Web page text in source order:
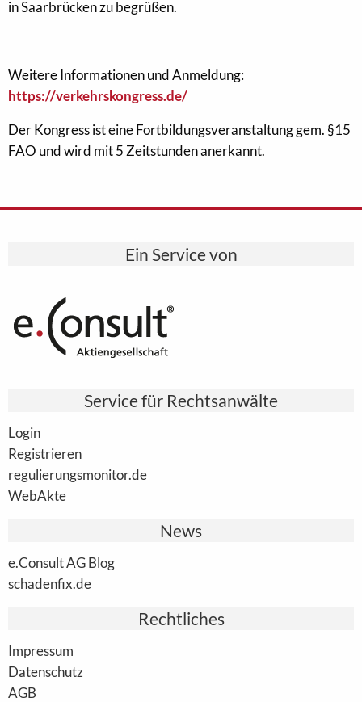
in Saarbrücken zu begrüßen.
Weitere Informationen und Anmeldung:
https://verkehrskongress.de/
Der Kongress ist eine Fortbildungsveranstaltung gem. §15
FAO und wird mit 5 Zeitstunden anerkannt.
Ein Service von
Service für Rechtsanwälte
Login
Registrieren
regulierungsmonitor.de
WebAkte
News
e.Consult AG Blog
schadenfix.de
Rechtliches
Impressum
Datenschutz
AGB